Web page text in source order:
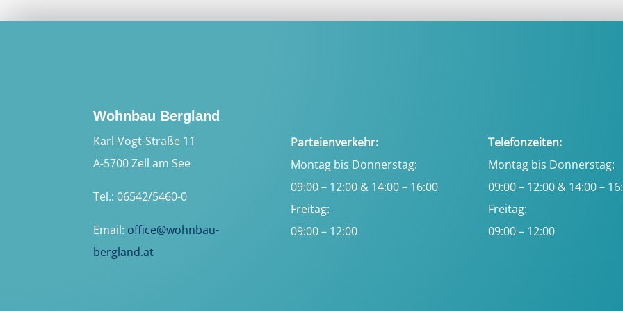
Wohnbau Bergland
Karl-Vogt-Straße 11
A-5700 Zell am See
Tel.: 06542/5460-0
Email: office@wohnbau-
bergland.at
Parteienverkehr:
Montag bis Donnerstag:
09:00 – 12:00 & 14:00 – 16:00
Freitag:
09:00 – 12:00
Telefonzeiten:
Montag bis Donnerstag:
09:00 – 12:00 & 14:00 –
Freitag:
09:00 – 12:00